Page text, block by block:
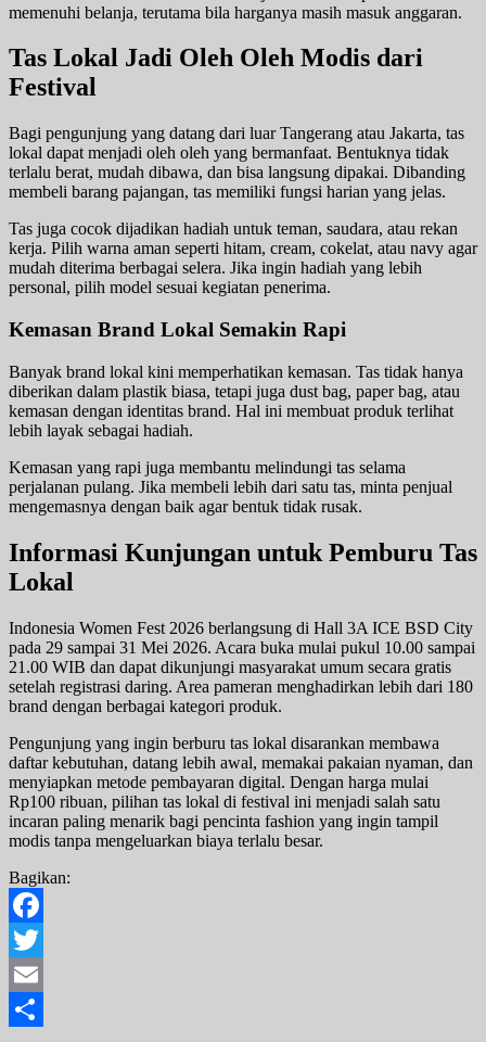
memenuhi belanja, terutama bila harganya masih masuk anggaran.
Tas Lokal Jadi Oleh Oleh Modis dari
Festival
Bagi pengunjung yang datang dari luar Tangerang atau Jakarta, tas
lokal dapat menjadi oleh oleh yang bermanfaat. Bentuknya tidak
terlalu berat, mudah dibawa, dan bisa langsung dipakai. Dibanding
membeli barang pajangan, tas memiliki fungsi harian yang jelas.
Tas juga cocok dijadikan hadiah untuk teman, saudara, atau rekan
kerja. Pilih warna aman seperti hitam, cream, cokelat, atau navy agar
mudah diterima berbagai selera. Jika ingin hadiah yang lebih
personal, pilih model sesuai kegiatan penerima.
Kemasan Brand Lokal Semakin Rapi
Banyak brand lokal kini memperhatikan kemasan. Tas tidak hanya
diberikan dalam plastik biasa, tetapi juga dust bag, paper bag, atau
kemasan dengan identitas brand. Hal ini membuat produk terlihat
lebih layak sebagai hadiah.
Kemasan yang rapi juga membantu melindungi tas selama
perjalanan pulang. Jika membeli lebih dari satu tas, minta penjual
mengemasnya dengan baik agar bentuk tidak rusak.
Informasi Kunjungan untuk Pemburu Tas
Lokal
Indonesia Women Fest 2026 berlangsung di Hall 3A ICE BSD City
pada 29 sampai 31 Mei 2026. Acara buka mulai pukul 10.00 sampai
21.00 WIB dan dapat dikunjungi masyarakat umum secara gratis
setelah registrasi daring. Area pameran menghadirkan lebih dari 180
brand dengan berbagai kategori produk.
Pengunjung yang ingin berburu tas lokal disarankan membawa
daftar kebutuhan, datang lebih awal, memakai pakaian nyaman, dan
menyiapkan metode pembayaran digital. Dengan harga mulai
Rp100 ribuan, pilihan tas lokal di festival ini menjadi salah satu
incaran paling menarik bagi pencinta fashion yang ingin tampil
modis tanpa mengeluarkan biaya terlalu besar.
Bagikan:
Facebook
Twitter
Email